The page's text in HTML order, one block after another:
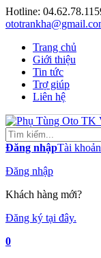
Hotline:
Trang chủ
Giới thiệu
Tin tức
Trợ giúp
Liên hệ
Đăng nhậpTài
Đăng nhập
Khách hàng mới?
Đăng ký tại đây.
0